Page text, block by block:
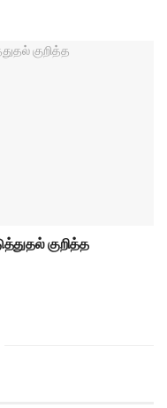
குறித்த